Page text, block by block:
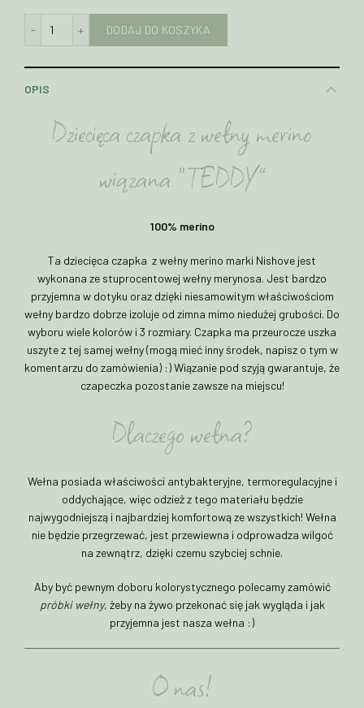
DODAJ DO KOSZYKA
OPIS
Dziecięca czapka z wełny merino
wiązana “TEDDY”
100% merino
Ta dziecięca czapka z wełny merino marki Nishove jest
wykonana ze stuprocentowej wełny merynosa. Jest bardzo
przyjemna w dotyku oraz dzięki niesamowitym właściwościom
wełny bardzo dobrze izoluje od zimna mimo niedużej grubości. Do
wyboru wiele kolorów i 3 rozmiary. Czapka ma przeurocze uszka
uszyte z tej samej wełny (mogą mieć inny środek, napisz o tym w
komentarzu do zamówienia) :) Wiązanie pod szyją gwarantuje, że
czapeczka pozostanie zawsze na miejscu!
Dlaczego wełna?
Wełna posiada właściwości antybakteryjne, termoregulacyjne i
oddychające, więc odzież z tego materiału będzie
najwygodniejszą i najbardziej komfortową ze wszystkich! Wełna
nie będzie przegrzewać, jest przewiewna i odprowadza wilgoć
na zewnątrz, dzięki czemu szybciej schnie.
Aby być pewnym doboru kolorystycznego polecamy zamówić
próbki wełny, żeby na żywo przekonać się jak wygląda i jak
przyjemna jest nasza wełna :)
O nas!